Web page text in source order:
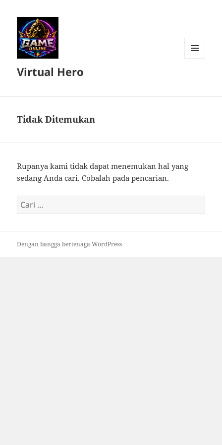
Virtual Hero
Tidak Ditemukan
Rupanya kami tidak dapat menemukan hal yang
sedang Anda cari. Cobalah pada pencarian.
Cari
untuk:
Dengan bangga bertenaga WordPress